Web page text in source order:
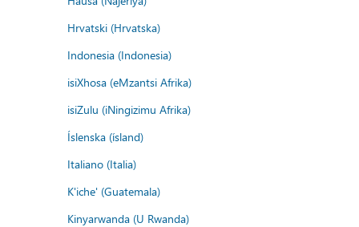
Hrvatski (Hrvatska)
Indonesia (Indonesia)
isiXhosa (eMzantsi Afrika)
isiZulu (iNingizimu Afrika)
Íslenska (ísland)
Italiano (Italia)
K'iche' (Guatemala)
Kinyarwanda (U Rwanda)